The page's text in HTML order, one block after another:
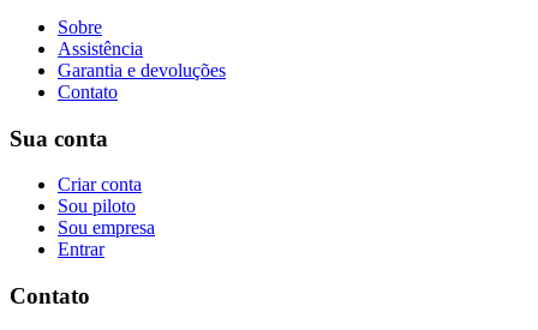
Sobre
Assistência
Garantia e devoluções
Contato
Sua conta
Criar conta
Sou piloto
Sou empresa
Entrar
Contato